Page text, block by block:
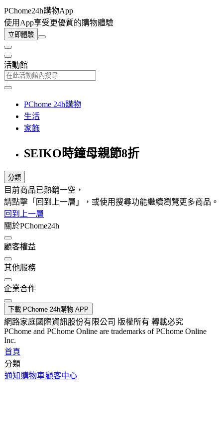
PChome24h購物App
使用App享受更優質的購物體驗
立即體驗
活動館
PChome 24h購物
生活
家飾
SEIKO時鐘母親節8折
分類
目前商品已熱銷一空，
請點擊「回到上一層」，或使用搜尋功能繼續瀏覽更多商品。
回到上一層
關於PChome24h
顧客權益
其他服務
企業合作
下載 PChome 24h購物 APP
網路家庭國際資訊股份有限公司 版權所有 轉載必究
PChome and PChome Online are trademarks of PChome Online
Inc.
首頁
分類
通知 購物車顧客中心